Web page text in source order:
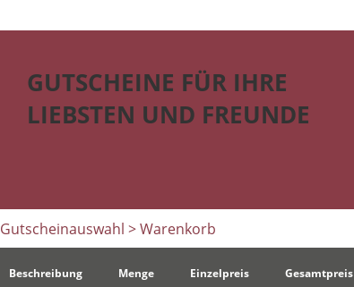
GUTSCHEINE FÜR IHRE
LIEBSTEN UND FREUNDE
Gutscheinauswahl > Warenkorb
Beschreibung Menge Einzelpreis Gesamtpreis